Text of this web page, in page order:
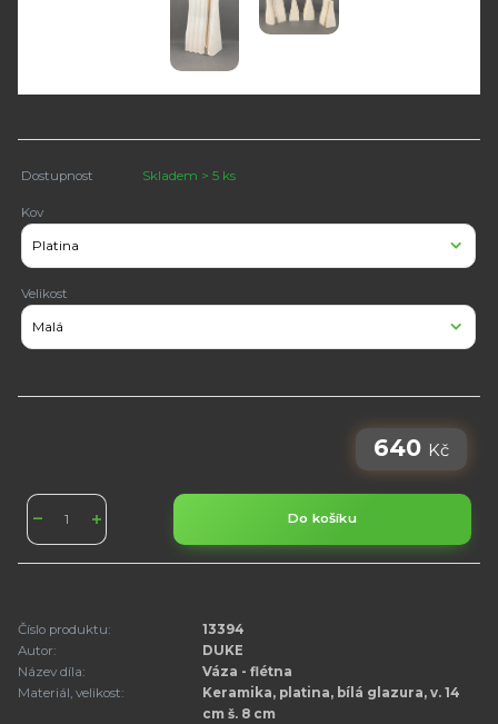
Dostupnost Skladem > 5 ks
Kov
Velikost
640 Kč
Do košíku
Číslo produktu:
13394
Autor:
DUKE
Název díla:
Váza - flétna
Materiál, velikost:
Keramika, platina, bílá glazura, v. 14
cm š. 8 cm